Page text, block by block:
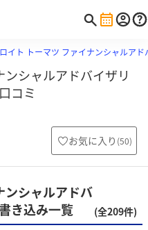
イト トーマツ ファイナンシャルア
シャルアドバイザリ
コミ
お気に入り (50)
ンシャルアドバ
き込み一覧
(全209件)